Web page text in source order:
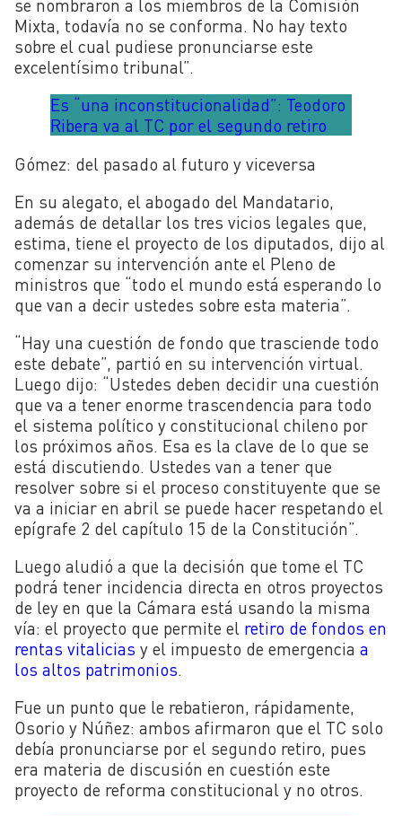
se nombraron a los miembros de la Comisión
Mixta, todavía no se conforma. No hay texto
sobre el cual pudiese pronunciarse este
excelentísimo tribunal”.
Es “una inconstitucionalidad”: Teodoro
Ribera va al TC por el segundo retiro
Gómez: del pasado al futuro y viceversa
En su alegato, el abogado del Mandatario,
además de detallar los tres vicios legales que,
estima, tiene el proyecto de los diputados, dijo al
comenzar su intervención ante el Pleno de
ministros que “todo el mundo está esperando lo
que van a decir ustedes sobre esta materia”.
“Hay una cuestión de fondo que trasciende todo
este debate”, partió en su intervención virtual.
Luego dijo: “Ustedes deben decidir una cuestión
que va a tener enorme trascendencia para todo
el sistema político y constitucional chileno por
los próximos años. Esa es la clave de lo que se
está discutiendo. Ustedes van a tener que
resolver sobre si el proceso constituyente que se
va a iniciar en abril se puede hacer respetando el
epígrafe 2 del capítulo 15 de la Constitución”.
Luego aludió a que la decisión que tome el TC
podrá tener incidencia directa en otros proyectos
de ley en que la Cámara está usando la misma
vía: el proyecto que permite el retiro de fondos en
rentas vitalicias y el impuesto de emergencia a
los altos patrimonios.
Fue un punto que le rebatieron, rápidamente,
Osorio y Núñez: ambos afirmaron que el TC solo
debía pronunciarse por el segundo retiro, pues
era materia de discusión en cuestión este
proyecto de reforma constitucional y no otros.